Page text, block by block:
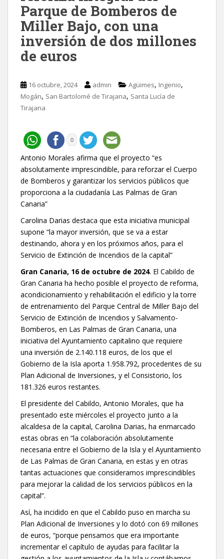
Parque de Bomberos de
Miller Bajo, con una
inversión de dos millones
de euros
16 octubre, 2024 admin Agüimes, Ingenio,
Mogán, San Bartolomé de Tirajana, Santa Lucía de
Tirajana
0
Antonio Morales afirma que el proyecto “es
absolutamente imprescindible, para reforzar el Cuerpo
de Bomberos y garantizar los servicios públicos que
proporciona a la ciudadanía Las Palmas de Gran
Canaria”
Carolina Darias destaca que esta iniciativa municipal
supone “la mayor inversión, que se va a estar
destinando, ahora y en los próximos años, para el
Servicio de Extinción de Incendios de la capital”
Gran Canaria, 16 de octubre de 2024. El Cabildo de
Gran Canaria ha hecho posible el proyecto de reforma,
acondicionamiento y rehabilitación el edificio y la torre
de entrenamiento del Parque Central de Miller Bajo del
Servicio de Extinción de Incendios y Salvamento-
Bomberos, en Las Palmas de Gran Canaria, una
iniciativa del Ayuntamiento capitalino que requiere
una inversión de 2.140.118 euros, de los que el
Gobierno de la Isla aporta 1.958.792, procedentes de su
Plan Adicional de Inversiones, y el Consistorio, los
181.326 euros restantes.
El presidente del Cabildo, Antonio Morales, que ha
presentado este miércoles el proyecto junto a la
alcaldesa de la capital, Carolina Darias, ha enmarcado
estas obras en “la colaboración absolutamente
necesaria entre el Gobierno de la Isla y el Ayuntamiento
de Las Palmas de Gran Canaria, en estas y en otras
tantas actuaciones que consideramos imprescindibles
para mejorar la calidad de los servicios públicos en la
capital”.
Así, ha incidido en que el Cabildo puso en marcha su
Plan Adicional de Inversiones y lo dotó con 69 millones
de euros, “porque pensamos que era importante
incrementar el capítulo de ayudas para facilitar la